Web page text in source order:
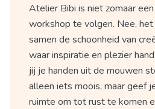
Atelier Bibi is niet zomaar
workshop te volgen. Nee,
samen de schoonheid van
waar inspiratie en plezier
jij je handen uit de mouwen
alleen iets moois, maar geef
ruimte om tot rust te komen